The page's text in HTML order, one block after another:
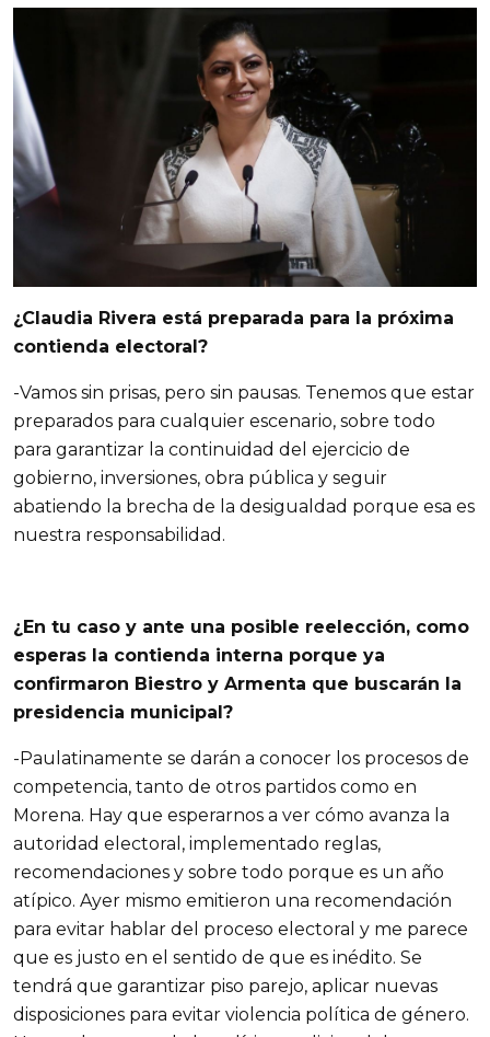
¿Claudia Rivera está preparada para la próxima
contienda electoral?
-Vamos sin prisas, pero sin pausas. Tenemos que estar
preparados para cualquier escenario, sobre todo
para garantizar la continuidad del ejercicio de
gobierno, inversiones, obra pública y seguir
abatiendo la brecha de la desigualdad porque esa es
nuestra responsabilidad.
¿En tu caso y ante una posible reelección, como
esperas la contienda interna porque ya
confirmaron Biestro y Armenta que buscarán la
presidencia municipal?
-Paulatinamente se darán a conocer los procesos de
competencia, tanto de otros partidos como en
Morena. Hay que esperarnos a ver cómo avanza la
autoridad electoral, implementado reglas,
recomendaciones y sobre todo porque es un año
atípico. Ayer mismo emitieron una recomendación
para evitar hablar del proceso electoral y me parece
que es justo en el sentido de que es inédito. Se
tendrá que garantizar piso parejo, aplicar nuevas
disposiciones para evitar violencia política de género.